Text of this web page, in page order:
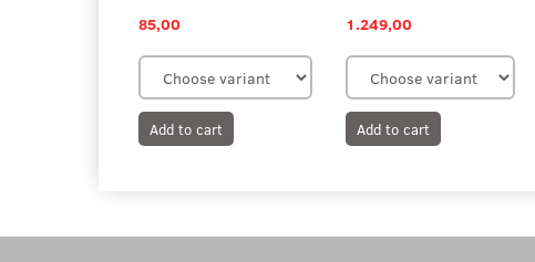
85,00
Add to cart
1.249,00
Add to cart